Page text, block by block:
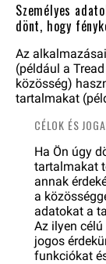
Személyes
dönt, hogy
Az
(például a
közösség)
tartalmakat
CÉLOK ÉS
Ha Ön úgy
tartalmakat
annak
a
adatokat a
Az ilyen
jogos
funkciókat